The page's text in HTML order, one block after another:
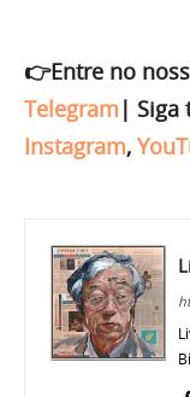
👉Entre no
Telegram | Siga
Instagram,